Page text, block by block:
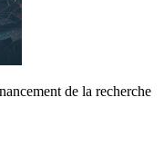
de la recherche